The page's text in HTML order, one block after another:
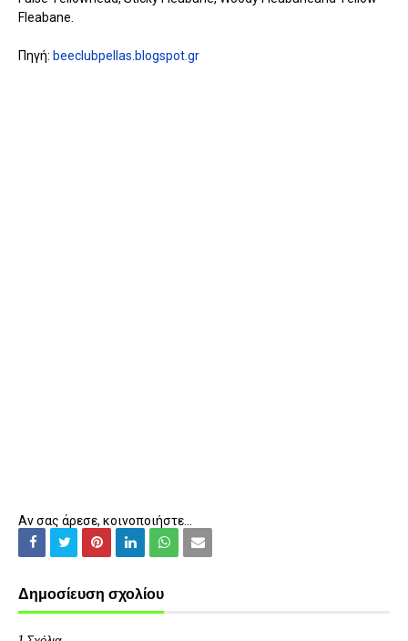
Fleabane.
Πηγή: beeclubpellas.blogspot.gr
Αν σας άρεσε, κοινοποιήστε...
Δημοσίευση σχολίου